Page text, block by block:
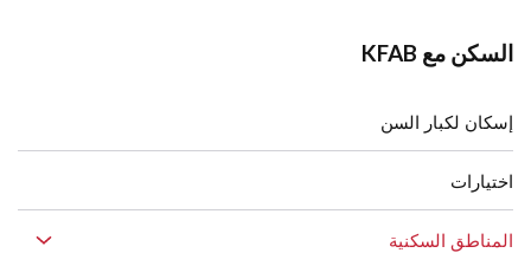
السكن مع KFAB
إسكان لكبار السن
اختيارات
المناطق السكنية